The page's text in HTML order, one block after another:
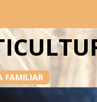
FAMILIAR